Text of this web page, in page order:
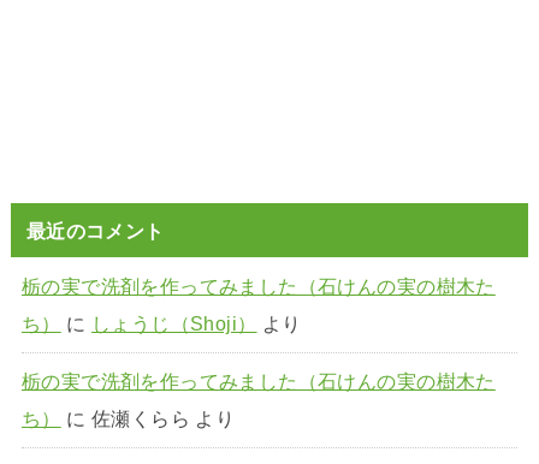
最近のコメント
栃の実で洗剤を作ってみました（石けんの実の樹木た
ち）
に しょうじ（Shoji） より
栃の実で洗剤を作ってみました（石けんの実の樹木た
ち）
に 佐瀬くらら より